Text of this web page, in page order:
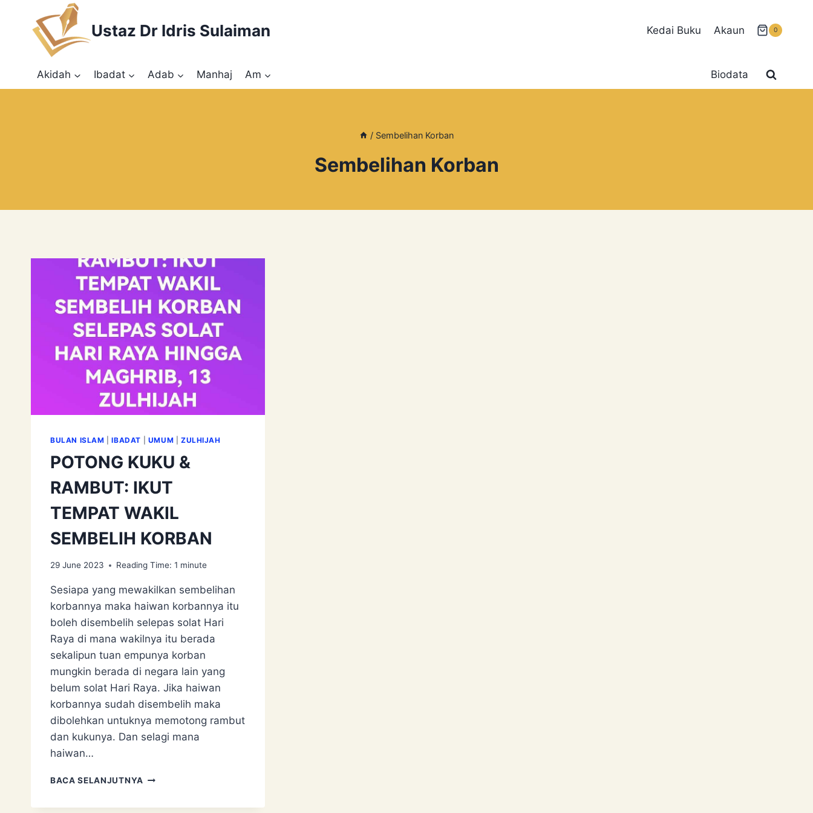
Ustaz Dr Idris Sulaiman Kedai Buku Akaun 0
Akidah Ibadat Adab Manhaj Am Biodata
/ Sembelihan Korban
Sembelihan Korban
BULAN ISLAM |IBADAT UMUM ZULHIJAH
POTONG KUKU &
RAMBUT: IKUT
TEMPAT WAKIL
SEMBELIH KORBAN
29 June 2023 Reading Time: 1 minute
Sesiapa yang mewakilkan sembelihan
korbannya maka haiwan korbannya itu
boleh disembelih selepas solat Hari
Raya di mana wakilnya itu berada
sekalipun tuan empunya korban
mungkin berada di negara lain yang
belum solat Hari Raya. Jika haiwan
korbannya sudah disembelih maka
dibolehkan untuknya memotong rambut
dan kukunya. Dan selagi mana
haiwan…
BACA SELANJUTNYA POTONG